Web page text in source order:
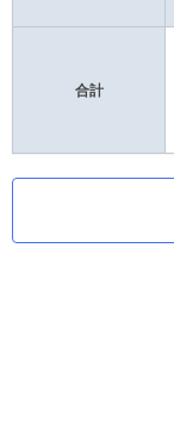
合計